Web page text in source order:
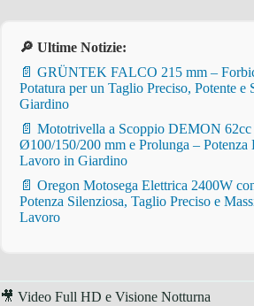
🔎 Ultime Notizie:
📄 GRÜNTEK FALCO 215 mm –
Potatura per un Taglio Preciso, Potente e
Giardino
📄 Mototrivella a Scoppio DEMON
Ø100/150/200 mm e Prolunga – Potenza
Lavoro in Giardino
📄 Oregon Motosega Elettrica 2400W
Potenza Silenziosa, Taglio Preciso e
Lavoro
🎥 Video Full HD e Visione Notturna